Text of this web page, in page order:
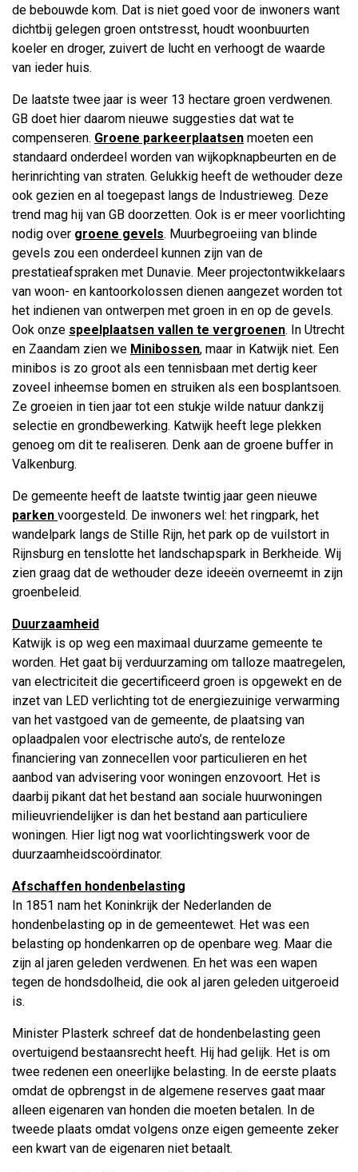
de bebouwde kom. Dat is niet goed voor de inwoners want
dichtbij gelegen groen ontstresst, houdt woonbuurten
koeler en droger, zuivert de lucht en verhoogt de waarde
van ieder huis.
De laatste twee jaar is weer 13 hectare groen verdwenen.
GB doet hier daarom nieuwe suggesties dat wat te
compenseren. Groene parkeerplaatsen moeten een
standaard onderdeel worden van wijkopknapbeurten en de
herinrichting van straten. Gelukkig heeft de wethouder deze
ook gezien en al toegepast langs de Industrieweg. Deze
trend mag hij van GB doorzetten. Ook is er meer voorlichting
nodig over groene gevels. Muurbegroeiing van blinde
gevels zou een onderdeel kunnen zijn van de
prestatieafspraken met Dunavie. Meer projectontwikkelaars
van woon- en kantoorkolossen dienen aangezet worden tot
het indienen van ontwerpen met groen in en op de gevels.
Ook onze speelplaatsen vallen te vergroenen. In Utrecht
en Zaandam zien we Minibossen, maar in Katwijk niet. Een
minibos is zo groot als een tennisbaan met dertig keer
zoveel inheemse bomen en struiken als een bosplantsoen.
Ze groeien in tien jaar tot een stukje wilde natuur dankzij
selectie en grondbewerking. Katwijk heeft lege plekken
genoeg om dit te realiseren. Denk aan de groene buffer in
Valkenburg.
De gemeente heeft de laatste twintig jaar geen nieuwe
parken voorgesteld. De inwoners wel: het ringpark, het
wandelpark langs de Stille Rijn, het park op de vuilstort in
Rijnsburg en tenslotte het landschapspark in Berkheide. Wij
zien graag dat de wethouder deze ideeën overneemt in zijn
groenbeleid.
Duurzaamheid
Katwijk is op weg een maximaal duurzame gemeente te
worden. Het gaat bij verduurzaming om talloze maatregelen,
van electriciteit die gecertificeerd groen is opgewekt en de
inzet van LED verlichting tot de energiezuinige verwarming
van het vastgoed van de gemeente, de plaatsing van
oplaadpalen voor electrische auto’s, de renteloze
financiering van zonnecellen voor particulieren en het
aanbod van advisering voor woningen enzovoort. Het is
daarbij pikant dat het bestand aan sociale huurwoningen
milieuvriendelijker is dan het bestand aan particuliere
woningen. Hier ligt nog wat voorlichtingswerk voor de
duurzaamheidscoördinator.
Afschaffen hondenbelasting
In 1851 nam het Koninkrijk der Nederlanden de
hondenbelasting op in de gemeentewet. Het was een
belasting op hondenkarren op de openbare weg. Maar die
zijn al jaren geleden verdwenen. En het was een wapen
tegen de hondsdolheid, die ook al jaren geleden uitgeroeid
is.
Minister Plasterk schreef dat de hondenbelasting geen
overtuigend bestaansrecht heeft. Hij had gelijk. Het is om
twee redenen een oneerlijke belasting. In de eerste plaats
omdat de opbrengst in de algemene reserves gaat maar
alleen eigenaren van honden die moeten betalen. In de
tweede plaats omdat volgens onze eigen gemeente zeker
een kwart van de eigenaren niet betaalt.